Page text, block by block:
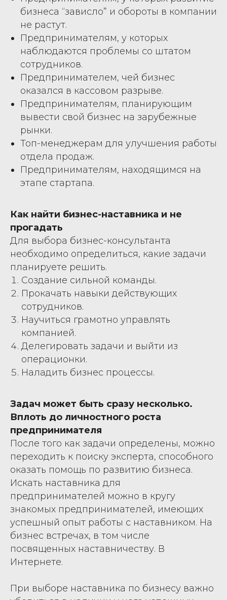
бизнеса “зависло” и обороты в компании
не растут.
Предпринимателям, у которых
наблюдаются проблемы со штатом
сотрудников.
Предпринимателем, чей бизнес
оказался в кассовом разрыве.
Предпринимателям, планирующим
вывести свой бизнес на зарубежные
рынки.
Топ-менеджерам для улучшения работы
отдела продаж.
Предпринимателям, находящимся на
этапе стартапа.
Как найти бизнес-наставника и не
прогадать
Для выбора бизнес-консультанта
необходимо определиться, какие задачи
планируете решить.
Создание сильной команды.
Прокачать навыки действующих
сотрудников.
Научиться грамотно управлять
компанией.
Делегировать задачи и выйти из
операционки.
Наладить бизнес процессы.
Задач может быть сразу несколько.
Вплоть до личностного роста
предпринимателя
После того как задачи определены, можно
переходить к поиску эксперта, способного
оказать помощь по развитию бизнеса.
Искать наставника для
предпринимателей можно в кругу
знакомых предпринимателей, имеющих
успешный опыт работы с наставником. На
бизнес встречах, в том числе
посвященных наставничеству. В
Интернете.
При выборе наставника по бизнесу важно